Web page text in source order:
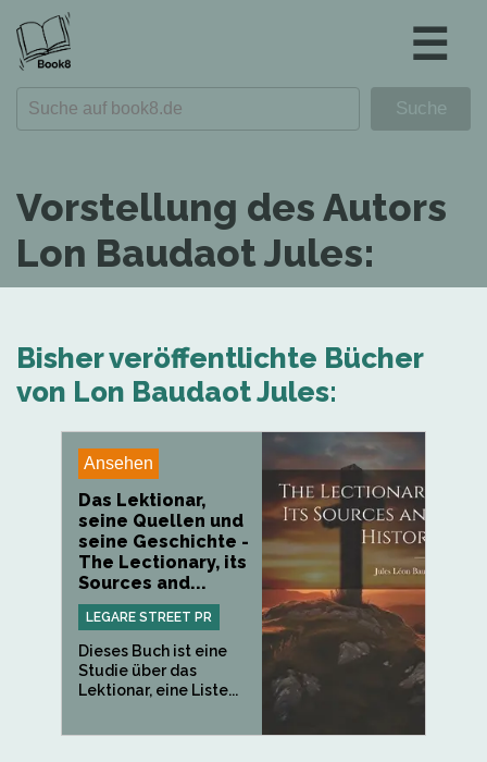
☰
Vorstellung des Autors
Lon Baudaot Jules:
Bisher veröffentlichte Bücher
von Lon Baudaot Jules:
Ansehen
Das Lektionar,
seine Quellen und
seine Geschichte -
The Lectionary, its
Sources and...
LEGARE STREET PR
Dieses Buch ist eine
Studie über das
Lektionar, eine Liste...